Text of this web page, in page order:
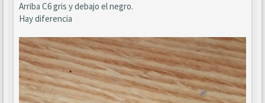
Arriba C6 gris y debajo el negro.
Hay diferencia